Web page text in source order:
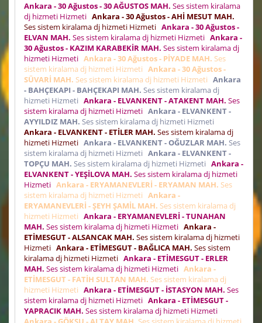
Ankara - 30 Ağustos - 30 AĞUSTOS MAH. Ses sistem kiralama
dj hizmeti Hizmeti Ankara - 30 Ağustos - AHİ MESUT MAH.
Ses sistem kiralama dj hizmeti Hizmeti Ankara - 30 Ağustos -
ELVAN MAH. Ses sistem kiralama dj hizmeti Hizmeti Ankara -
30 Ağustos - KAZIM KARABEKİR MAH. Ses sistem kiralama dj
hizmeti Hizmeti Ankara - 30 Ağustos - PİYADE MAH. Ses
sistem kiralama dj hizmeti Hizmeti Ankara - 30 Ağustos -
SÜVARİ MAH. Ses sistem kiralama dj hizmeti Hizmeti Ankara
- BAHÇEKAPI - BAHÇEKAPI MAH. Ses sistem kiralama dj
hizmeti Hizmeti Ankara - ELVANKENT - ATAKENT MAH. Ses
sistem kiralama dj hizmeti Hizmeti Ankara - ELVANKENT -
AYYILDIZ MAH. Ses sistem kiralama dj hizmeti Hizmeti
Ankara - ELVANKENT - ETİLER MAH. Ses sistem kiralama dj
hizmeti Hizmeti Ankara - ELVANKENT - OĞUZLAR MAH. Ses
sistem kiralama dj hizmeti Hizmeti Ankara - ELVANKENT -
TOPÇU MAH. Ses sistem kiralama dj hizmeti Hizmeti Ankara -
ELVANKENT - YEŞİLOVA MAH. Ses sistem kiralama dj hizmeti
Hizmeti Ankara - ERYAMANEVLERİ - ERYAMAN MAH. Ses
sistem kiralama dj hizmeti Hizmeti Ankara -
ERYAMANEVLERİ - ŞEYH ŞAMİL MAH. Ses sistem kiralama dj
hizmeti Hizmeti Ankara - ERYAMANEVLERİ - TUNAHAN
MAH. Ses sistem kiralama dj hizmeti Hizmeti Ankara -
ETİMESGUT - ALSANCAK MAH. Ses sistem kiralama dj hizmeti
Hizmeti Ankara - ETİMESGUT - BAĞLICA MAH. Ses sistem
kiralama dj hizmeti Hizmeti Ankara - ETİMESGUT - ERLER
MAH. Ses sistem kiralama dj hizmeti Hizmeti Ankara -
ETİMESGUT - FATİH SULTAN MAH. Ses sistem kiralama dj
hizmeti Hizmeti Ankara - ETİMESGUT - İSTASYON MAH. Ses
sistem kiralama dj hizmeti Hizmeti Ankara - ETİMESGUT -
YAPRACIK MAH. Ses sistem kiralama dj hizmeti Hizmeti